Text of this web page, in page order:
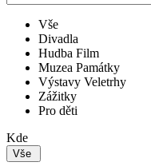
Vše
Divadla
Hudba Film
Muzea Památky
Výstavy Veletrhy
Zážitky
Pro děti
Kde
Vše